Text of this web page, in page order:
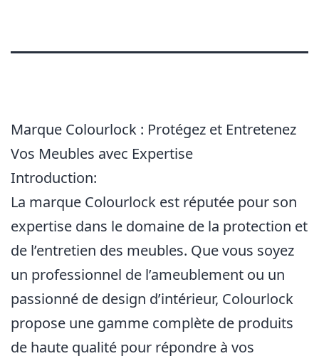
Marque Colourlock : Protégez et Entretenez
Vos Meubles avec Expertise
Introduction:
La marque Colourlock est réputée pour son
expertise dans le domaine de la protection et
de l’entretien des meubles. Que vous soyez
un professionnel de l’ameublement ou un
passionné de design d’intérieur, Colourlock
propose une gamme complète de produits
de haute qualité pour répondre à vos